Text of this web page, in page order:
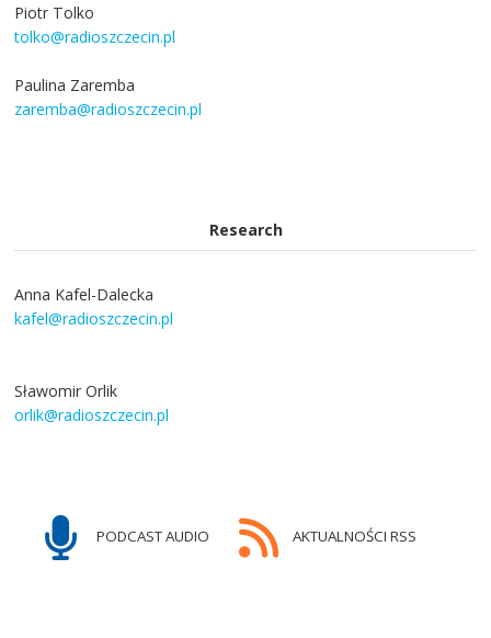
Piotr Tolko
tolko@radioszczecin.pl
Paulina Zaremba
zaremba@radioszczecin.pl
Research
Anna Kafel-Dalecka
kafel@radioszczecin.pl
Sławomir Orlik
orlik@radioszczecin.pl
PODCAST AUDIO AKTUALNOŚCI RSS